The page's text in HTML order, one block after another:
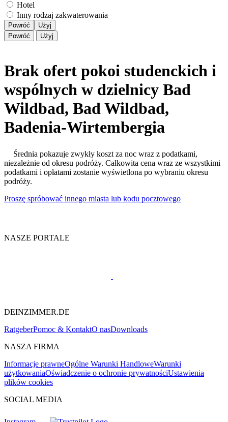
Hotel
Inny rodzaj zakwaterowania
Powróć
Użyj
Powróć
Użyj
Brak ofert pokoi studenckich i
wspólnych w dzielnicy Bad
Wildbad, Bad Wildbad,
Badenia-Wirtembergia
Średnia pokazuje zwykły koszt za noc wraz z podatkami,
niezależnie od okresu podróży. Całkowita cena wraz ze wszystkimi
podatkami i opłatami zostanie wyświetlona po wybraniu okresu
podróży.
Proszę spróbować innego miasta lub kodu pocztowego
NASZE PORTALE
DEINZIMMER.DE
RatgeberPomoc & KontaktO nasDownloads
NASZA FIRMA
Informacje prawneOgólne Warunki HandloweWarunki
użytkowaniaOświadczenie o ochronie prywatnościUstawienia
plików cookies
SOCIAL MEDIA